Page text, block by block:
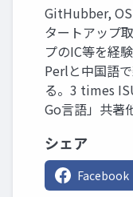
GitHubber,
タートアップ
プのIC等を経
Perlと中国語
る。3 times
Go言語」共著
シェア
Facebook